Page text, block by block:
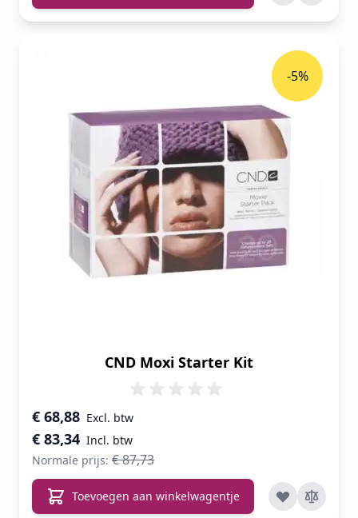
CND Moxi Starter Kit
Speciale prijs
€ 83,34
€ 68,88
Normale prijs: € 87,73
-5%
Toevoegen aan winkelwagentje